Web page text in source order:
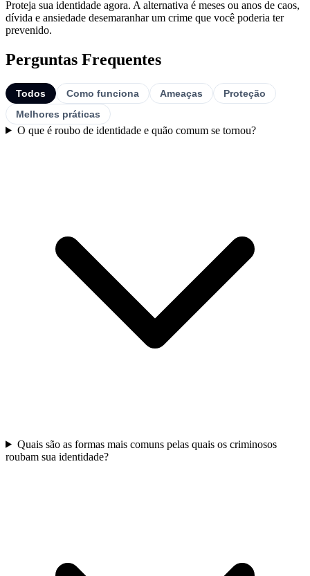
Proteja sua identidade agora. A alternativa é meses ou anos de caos,
dívida e ansiedade desemaranhar um crime que você poderia ter
prevenido.
Perguntas Frequentes
Todos Como funciona Ameaças
Proteção
Melhores práticas
O que é roubo de identidade e quão comum se tornou?
Quais são as formas mais comuns pelas quais os criminosos
roubam sua identidade?